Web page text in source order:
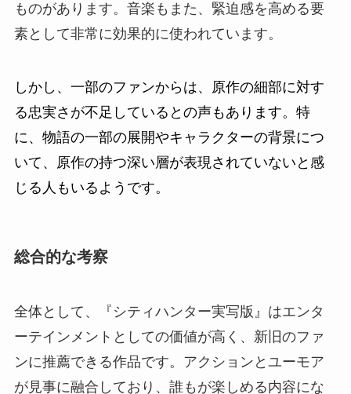
ものがあります。音楽もまた、緊迫感を高める要
素として非常に効果的に使われています。
しかし、一部のファンからは、原作の細部に対す
る忠実さが不足しているとの声もあります。特
に、物語の一部の展開やキャラクターの背景につ
いて、原作の持つ深い層が表現されていないと感
じる人もいるようです。
総合的な考察
全体として、『シティハンター実写版』はエンタ
ーテインメントとしての価値が高く、新旧のファ
ンに推薦できる作品です。アクションとユーモア
が見事に融合しており、誰もが楽しめる内容にな